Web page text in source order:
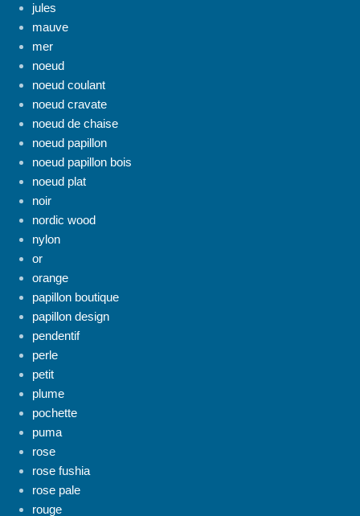
jules
mauve
mer
noeud
noeud coulant
noeud cravate
noeud de chaise
noeud papillon
noeud papillon bois
noeud plat
noir
nordic wood
nylon
or
orange
papillon boutique
papillon design
pendentif
perle
petit
plume
pochette
puma
rose
rose fushia
rose pale
rouge